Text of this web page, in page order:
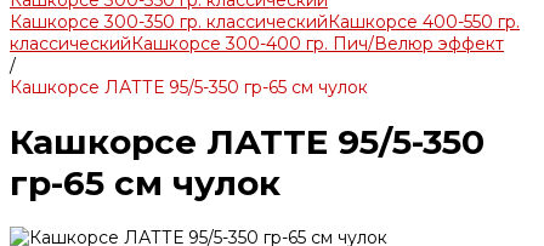
Кашкорсе 300-350 гр. классическийКашкорсе 400-550 гр.
классическийКашкорсе 300-400 гр. Пич/Велюр эффект
/
Кашкорсе ЛАТТЕ 95/5-350 гр-65 см чулок
Кашкорсе ЛАТТЕ 95/5-350
гр-65 см чулок